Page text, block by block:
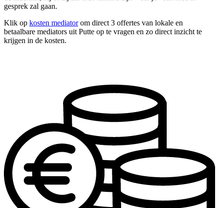
gesprek zal gaan.
Klik op kosten mediatorom direct 3 offertes van lokale en
betaalbare mediators uit Putte op te vragen en zo direct inzicht te
krijgen in de kosten.